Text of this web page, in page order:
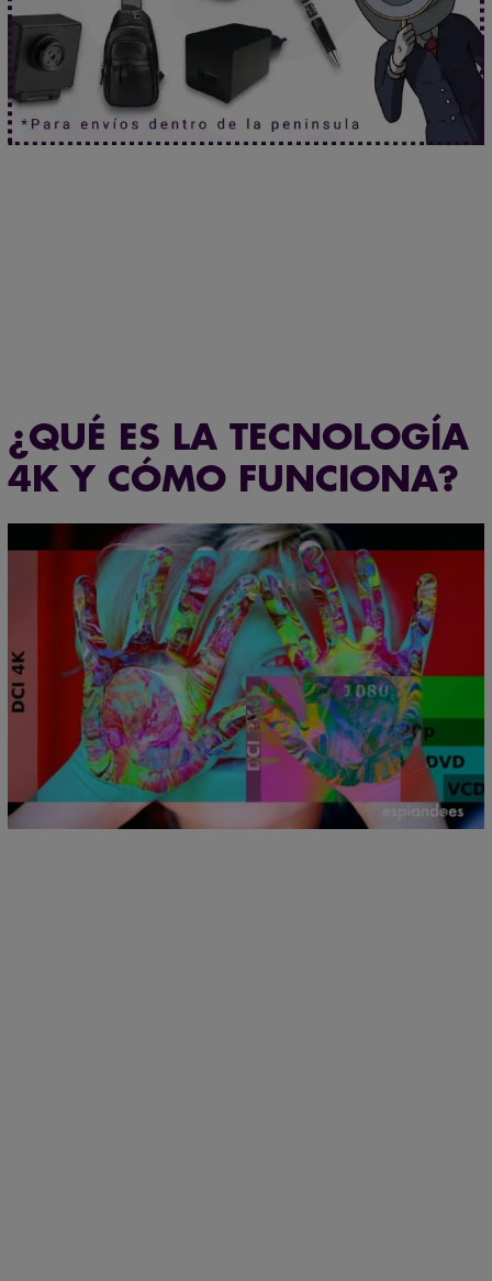
¿QUÉ ES LA TECNOLOGÍA
4K Y CÓMO FUNCIONA?
Máxima confidencialidad: paquetes neutros que
protegen su privacidad
Mira sin ser visto. Haz clic aquí.